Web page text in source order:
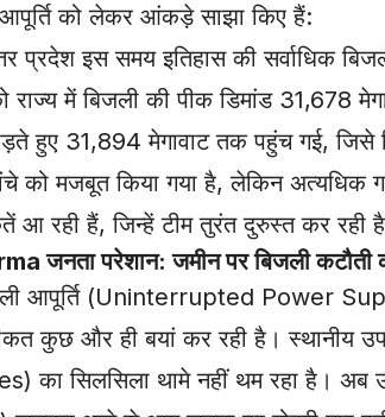
आपूर्ति को लेकर आंकड़े साझा किए हैं:
प्रदेश इस समय इतिहास की सर्वाधिक
में बिजली की पीक डिमांड 31,678
हुए 31,894 मेगावाट तक पहुंच गई, जिसे
ढांचे को मजबूत किया गया है, लेकिन
आ रही हैं, जिन्हें टीम तुरंत दुरुस्त कर रही
परेशान: जमीन पर बिजली कटौती
आपूर्ति (Uninterrupted Power
कुछ और ही बयां कर रही है। स्थानीय
का सिलसिला थामे नहीं थम रहा है। अब